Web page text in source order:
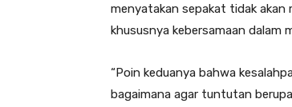
menyatakan sepakat tidak akan
khususnya kebersamaan dalam
“Poin keduanya bahwa
bagaimana agar tuntutan